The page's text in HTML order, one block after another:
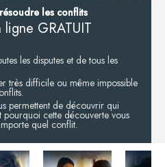
les conflits
ligne GRATUIT
les disputes et de tous les
très difficile ou même impossible
permettent de découvrir qui
pourquoi cette découverte vous
quel conflit.